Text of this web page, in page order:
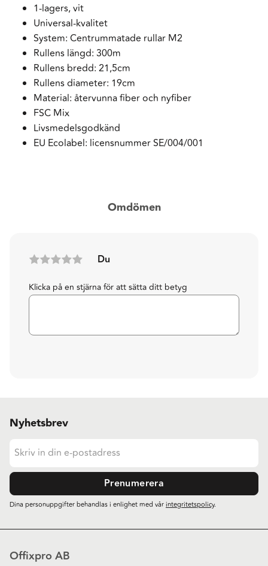
1-lagers, vit
Universal-kvalitet
System: Centrummatade rullar M2
Rullens längd: 300m
Rullens bredd: 21,5cm
Rullens diameter: 19cm
Material: återvunna fiber och nyfiber
FSC Mix
Livsmedelsgodkänd
EU Ecolabel: licensnummer SE/004/001
Omdömen
Du
Klicka på en stjärna för att sätta ditt betyg
Nyhetsbrev
Prenumerera
Dina personuppgifter behandlas i enlighet med vårintegritetspolicy.
Offixpro AB